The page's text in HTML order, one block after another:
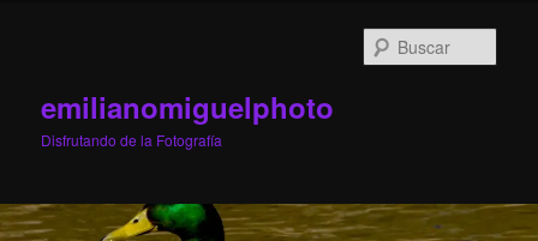
emilianomiguelphoto
Disfrutando de la Fotografía